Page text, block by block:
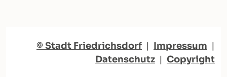
© Stadt Friedrichsdorf | Impressum |
Datenschutz | Copyright